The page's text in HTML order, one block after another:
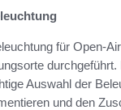
für Open-
Auswahl der
und den